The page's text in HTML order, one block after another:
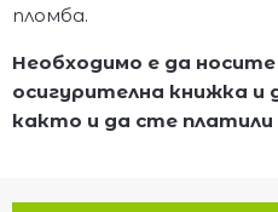
пломба.
Необходимо е да
осигурителна книжка и
както и да сте платили